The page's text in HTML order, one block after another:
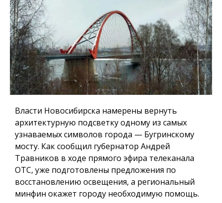
Власти Новосибирска намерены вернуть
архитектурную подсветку одному из самых
узнаваемых символов города — Бугринскому
мосту. Как сообщил губернатор Андрей
Травников в ходе прямого эфира телеканала
ОТС, уже подготовлены предложения по
восстановлению освещения, а региональный
минфин окажет городу необходимую помощь.